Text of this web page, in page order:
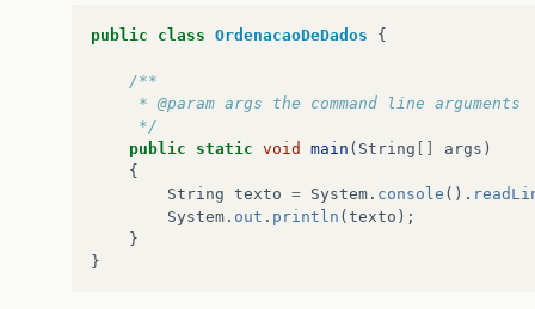
public class OrdenacaoDeDados {
/**
     * @param args the command line arguments
     */
public
static void main ( String args )
{
String texto = System . console ().
System . out . println ( texto );
}
}